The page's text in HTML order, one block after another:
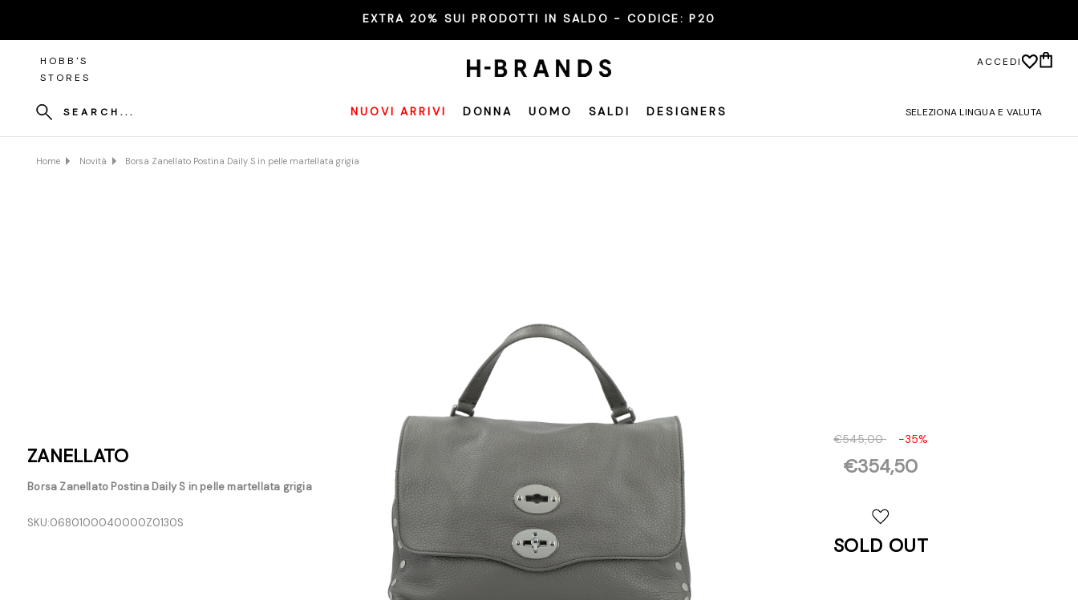
EXTRA 20% SUI PRODOTTI IN SALDO - CODICE:P20
HOBB'S
STORES
ACCEDI
SEARCH... NUOVI ARRIVI DONNA UOMO SALDI DESIGNERS SELEZIONA LINGUA E VALUTA
Home Novità Borsa Zanellato Postina Daily S in pelle martellata grigia
ZANELLATO
Borsa Zanellato Postina Daily S in pelle martellata grigia
SKU:0680100040000Z0130S
€545,00 -35%
€354,50
SOLD OUT